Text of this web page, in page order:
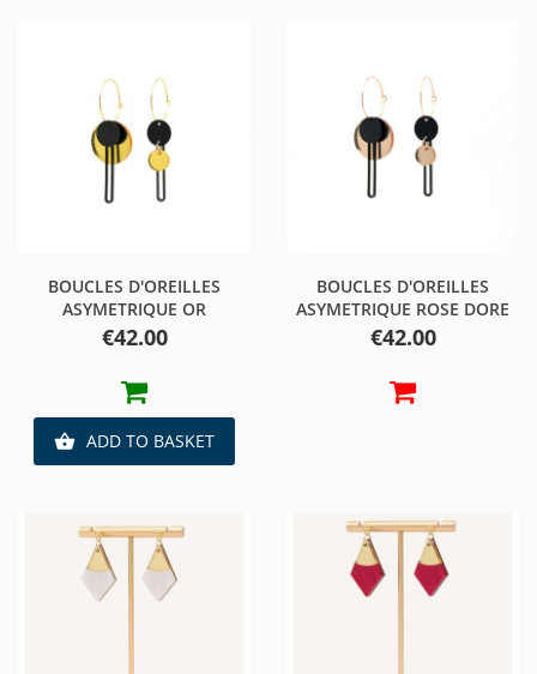
BOUCLES D'OREILLES
ASYMETRIQUE OR
Price
€42.00
 ADD TO BASKET
BOUCLES D'OREILLES
ASYMETRIQUE ROSE DORE
Price
€42.00